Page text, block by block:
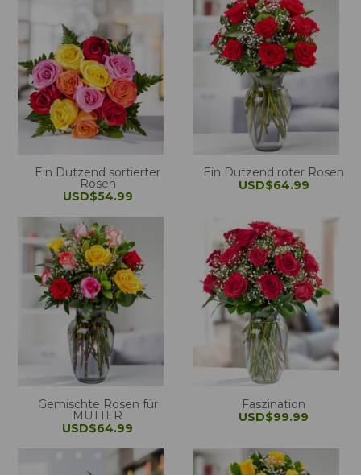
Ein Dutzend sortierter
Rosen
USD$54.99
Ein Dutzend roter Rosen
USD$64.99
Gemischte Rosen für
MUTTER
USD$64.99
Faszination
USD$99.99